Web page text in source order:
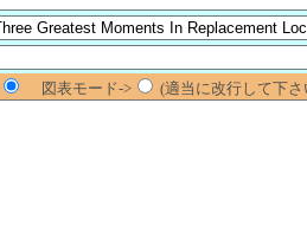
図表モード-> (適当に改行して下